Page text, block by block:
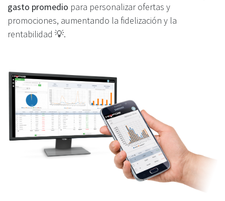
gasto promedio para personalizar ofertas y
promociones, aumentando la fidelización y la
rentabilidad 💡.